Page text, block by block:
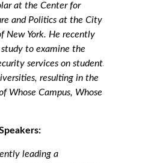
at the Center for
and Politics at the City
New York. He recently
to examine the
services on students
resulting in the
Whose Campus, Whose
leading a